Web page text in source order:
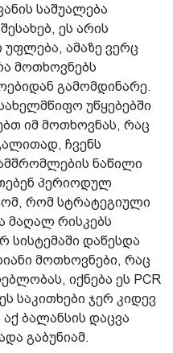
საშუალება
ეს არის
ამაზე ვერც
მოთხოვნებს
გამომდინარე.
უწყებებში
იმ მოთხოვნას, რაც
ჩვენს
ნაწილი
პერიოდულ
რომ სტრატეგიული
მაღალ რისკებს
სისტემაში დაწესდა
მოთხოვნები, რაც
იქნება ეს PCR
საკითხები ჯერ კიდევ
ბალანსის დაცვა
გაბუნიამ.